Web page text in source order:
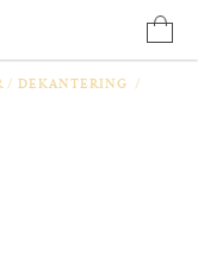
/ DEKANTERING /